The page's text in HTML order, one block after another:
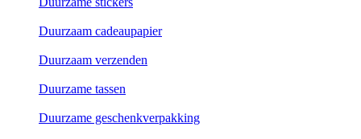
Duurzaam cadeaupapier
Duurzaam verzenden
Duurzame tassen
Duurzame geschenkverpakking